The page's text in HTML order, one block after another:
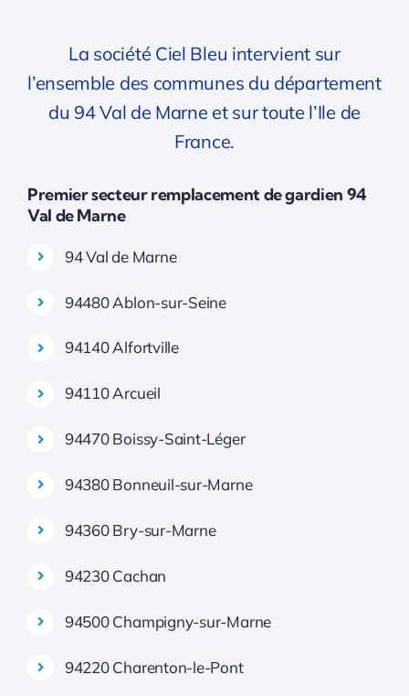
La société Ciel Bleu intervient sur
l’ensemble des communes du département
du 94 Val de Marne et sur toute l’Ile de
France.
Premier secteur remplacement de gardien 94
Val de Marne
94 Val de Marne
94480 Ablon-sur-Seine
94140 Alfortville
94110 Arcueil
94470 Boissy-Saint-Léger
94380 Bonneuil-sur-Marne
94360 Bry-sur-Marne
94230 Cachan
94500 Champigny-sur-Marne
94220 Charenton-le-Pont